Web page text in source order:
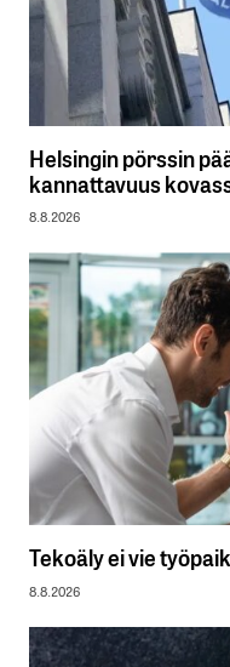
Helsingin pörssin
kannattavuus
8.8.2026
Tekoäly ei vie
8.8.2026